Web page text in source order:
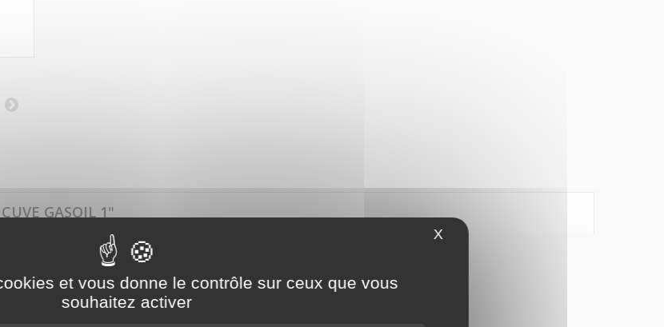
et vous donne le contrôle sur ceux que vous
souhaitez activer
X Masquer le bandeau des cookies
GASOIL 1"
gasoil 1"